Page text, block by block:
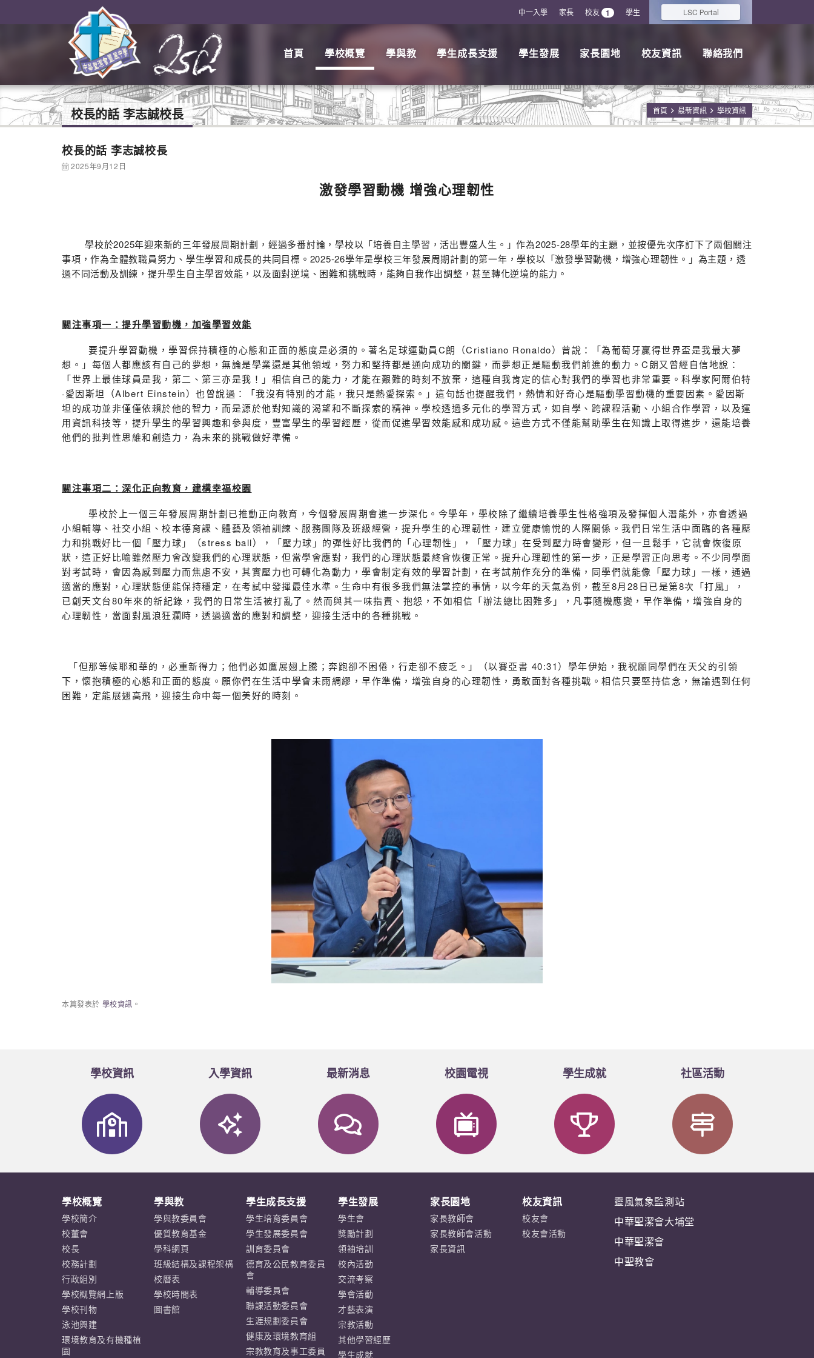
中一入學 家長 校友 1 學生 LSC Portal
首頁 學校概覽 學與教 學生成長支援 學生發展 家長園地 校友資訊 聯絡我們
首頁 最新資訊 學校資訊
校長的話 李志誠校長
校長的話 李志誠校長
2025年9月12日
激發學習動機 增強心理韌性
學校於2025年迎來新的三年發展周期計劃，經過多番討論，學校以「培養自主學習，活出豐盛人生。」作為2025-28學年的主題，並按優先次序訂下了兩個關注
事項，作為全體教職員努力、學生學習和成長的共同目標。2025-26學年是學校三年發展周期計劃的第一年，學校以「激發學習動機，增強心理韌性。」為主題，透
過不同活動及訓練，提升學生自主學習效能，以及面對逆境、困難和挑戰時，能夠自我作出調整，甚至轉化逆境的能力。
關注事項一：提升學習動機，加強學習效能
要提升學習動機，學習保持積極的心態和正面的態度是必須的。著名足球運動員C朗（Cristiano Ronaldo）曾說：「為葡萄牙贏得世界盃是我最大夢
想。」每個人都應該有自己的夢想，無論是學業還是其他領域，努力和堅持都是通向成功的關鍵，而夢想正是驅動我們前進的動力。C朗又曾經自信地說：
「世界上最佳球員是我，第二、第三亦是我！」相信自己的能力，才能在艱難的時刻不放棄，這種自我肯定的信心對我們的學習也非常重要。科學家阿爾伯特
·愛因斯坦（Albert Einstein）也曾說過：「我沒有特別的才能，我只是熱愛探索。」這句話也提醒我們，熱情和好奇心是驅動學習動機的重要因素。愛因斯
坦的成功並非僅僅依賴於他的智力，而是源於他對知識的渴望和不斷探索的精神。學校透過多元化的學習方式，如自學、跨課程活動、小組合作學習，以及運
用資訊科技等，提升學生的學習興趣和參與度，豐富學生的學習經歷，從而促進學習效能感和成功感。這些方式不僅能幫助學生在知識上取得進步，還能培養
他們的批判性思維和創造力，為未來的挑戰做好準備。
關注事項二：深化正向教育，建構幸福校園
學校於上一個三年發展周期計劃已推動正向教育，今個發展周期會進一步深化。今學年，學校除了繼續培養學生性格強項及發揮個人潛能外，亦會透過
小組輔導、社交小組、校本德育課、體藝及領袖訓練、服務團隊及班級經營，提升學生的心理韌性，建立健康愉悅的人際關係。我們日常生活中面臨的各種壓
力和挑戰好比一個「壓力球」（stress ball），「壓力球」的彈性好比我們的「心理韌性」，「壓力球」在受到壓力時會變形，但一旦鬆手，它就會恢復原
狀，這正好比喻雖然壓力會改變我們的心理狀態，但當學會應對，我們的心理狀態最終會恢復正常。提升心理韌性的第一步，正是學習正向思考。不少同學面
對考試時，會因為感到壓力而焦慮不安，其實壓力也可轉化為動力，學會制定有效的學習計劃，在考試前作充分的準備，同學們就能像「壓力球」一樣，通過
適當的應對，心理狀態便能保持穩定，在考試中發揮最佳水準。生命中有很多我們無法掌控的事情，以今年的天氣為例，截至8月28日已是第8次「打風」，
已創天文台80年來的新紀錄，我們的日常生活被打亂了。然而與其一味指責、抱怨，不如相信「辦法總比困難多」，凡事隨機應變，早作準備，增強自身的
心理韌性，當面對風浪狂瀾時，透過適當的應對和調整，迎接生活中的各種挑戰。
「但那等候耶和華的，必重新得力；他們必如鷹展翅上騰；奔跑卻不困倦，行走卻不疲乏。」（以賽亞書 40:31）學年伊始，我祝願同學們在天父的引領
下，懷抱積極的心態和正面的態度。願你們在生活中學會未雨綢繆，早作準備，增強自身的心理韌性，勇敢面對各種挑戰。相信只要堅持信念，無論遇到任何
困難，定能展翅高飛，迎接生命中每一個美好的時刻。
本篇發表於 學校資訊 。
學校資訊 入學資訊 最新消息 校園電視 學生成就 社區活動
學校概覽
學校簡介
校董會
校長
校務計劃
行政組別
學校概覽網上版
學校刊物
泳池興建
環境教育及有機種植
園
學與教
學與教委員會
優質教育基金
學科網頁
班級結構及課程架構
校曆表
學校時間表
圖書館
學生成長支援
學生培育委員會
學生發展委員會
訓育委員會
德育及公民教育委員
會
輔導委員會
聯課活動委員會
生涯規劃委員會
健康及環境教育組
宗教教育及事工委員
學生發展
學生會
獎勵計劃
領袖培訓
校內活動
交流考察
學會活動
才藝表演
宗教活動
其他學習經歷
學生成就
家長園地
家長教師會
家長教師會活動
家長資訊
校友資訊
校友會
校友會活動
靈風氣象監測站
中華聖潔會大埔堂
中華聖潔會
中聖教會